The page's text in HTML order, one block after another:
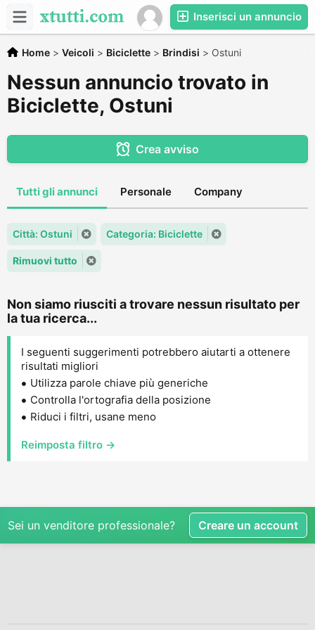
Inserisci un annuncio
Home > Veicoli > Biciclette > Brindisi > Ostuni
Nessun annuncio trovato in
Biciclette, Ostuni
Crea avviso
Tutti gli annunci Personale Company
Città: Ostuni Categoria: Biciclette
Rimuovi tutto
Non siamo riusciti a trovare nessun risultato per
la tua ricerca...
I seguenti suggerimenti potrebbero aiutarti a ottenere
risultati migliori
Utilizza parole chiave più generiche
Controlla l'ortografia della posizione
Riduci i filtri, usane meno
Reimposta filtro →
Sei un venditore professionale? Creare un account